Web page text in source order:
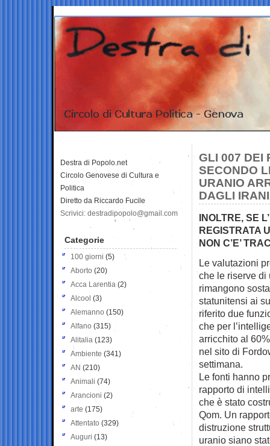
GLI 007 DEI
SECONDO
URANIO
DAGLI
INOLTRE, SE
REGISTRATA
NON C’E’
Le valutazioni
che le riserve di
rimangono
statunitensi ai
riferito due
che per
arricchito al
nel sito di
settimana.
Le fonti hanno
rapporto di
che è stato
Qom. Un
distruzione
uranio siano
Destra di Popolo.net
Circolo Genovese di Cultura e
Politica
Diretto da Riccardo Fucile
Scrivici: destradipopolo@gmail.com
Categorie
100 giorni (5)
Aborto (20)
Acca Larentia (2)
Alcool (3)
Alemanno (150)
Alfano (315)
Alitalia (123)
Ambiente (341)
AN (210)
Animali (74)
Arancioni (2)
arte (175)
Attentato (329)
Auguri (13)